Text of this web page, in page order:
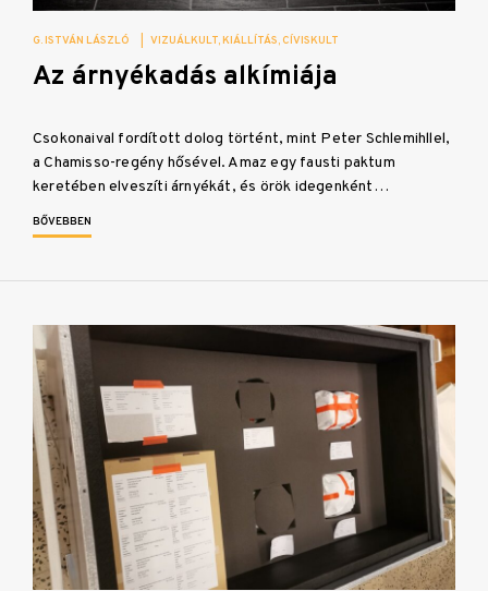
G. ISTVÁN LÁSZLÓ VIZUÁLKULT KIÁLLÍTÁS CÍVISKULT
Az árnyékadás alkímiája
Csokonaival fordított dolog történt, mint Peter Schlemihllel,
a Chamisso-regény hősével. Amaz egy fausti paktum
keretében elveszíti árnyékát, és örök idegenként…
BŐVEBBEN